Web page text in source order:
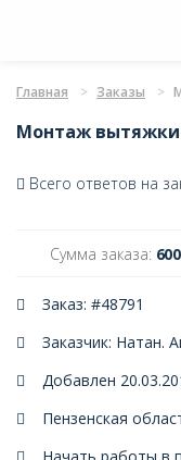
Главная Заказы
Монтаж вытяжки
Всего ответов на
Сумма заказа:
Заказ: #48791
Заказчик: Натан.
Добавлен
Пензенская